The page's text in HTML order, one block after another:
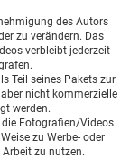
des Autors
zu verändern. Das
verbleibt jederzeit
Teil seines Pakets zur
nicht kommerzielle
werden.
die Fotografien/Videos
zu Werbe- oder
zu nutzen.